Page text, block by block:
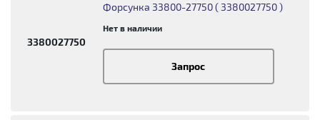
3380027750
Форсунка 33800-27750 ( 3380027750 )
Нет в наличии
Запрос